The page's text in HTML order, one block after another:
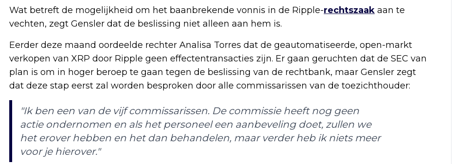
Wat betreft de mogelijkheid om het baanbrekende vonnis in de Ripple-rechtszaak aan te
vechten, zegt Gensler dat de beslissing niet alleen aan hem is.
Eerder deze maand oordeelde rechter Analisa Torres dat de geautomatiseerde, open-markt
verkopen van XRP door Ripple geen effectentransacties zijn. Er gaan geruchten dat de SEC van
plan is om in hoger beroep te gaan tegen de beslissing van de rechtbank, maar Gensler zegt
dat deze stap eerst zal worden besproken door alle commissarissen van de toezichthouder:
"Ik ben een van de vijf commissarissen. De commissie heeft nog geen
actie ondernomen en als het personeel een aanbeveling doet, zullen we
het erover hebben en het dan behandelen, maar verder heb ik niets meer
voor je hierover."